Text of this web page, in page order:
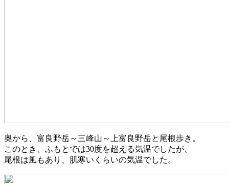
奥から、富良野岳～三峰山～上富良野岳と尾根歩き。
このとき、ふもとでは30度を超える気温でしたが、
尾根は風もあり、肌寒いくらいの気温でした。